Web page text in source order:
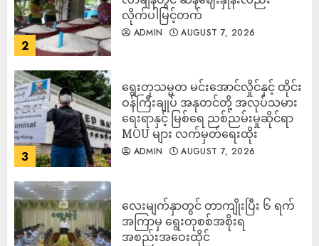
2
လိုက်ပါမြင့်တက်
ADMIN AUGUST 7, 2026
3
ရွေးတုသမ္မတ မင်းအောင်လှိုင်နှင့် ထိုင်း
ဝန်ကြီးချုပ် အနုတင်တို့ အလုပ်သမား
ရေးရာနှင့် မြစ်ရေ ညစ်ညမ်းမှုဆိုင်ရာ
MOU များ လက်မှတ်ရေးထိုး
ADMIN AUGUST 7, 2026
လေးမျက်နှာတွင် တာကျိုးပြီး ၆ ရက်
အကြာမှ ရွေးတုစစ်အစိုးရ
အစည်းအဝေးထိုင်